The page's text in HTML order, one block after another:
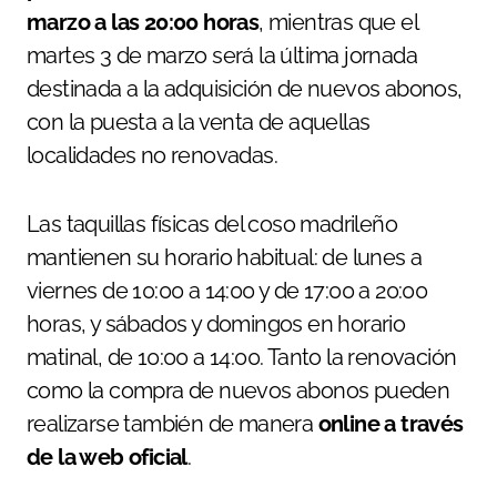
marzo a las 20:00 horas, mientras que el
martes 3 de marzo será la última jornada
destinada a la adquisición de nuevos abonos,
con la puesta a la venta de aquellas
localidades no renovadas.
Las taquillas físicas del coso madrileño
mantienen su horario habitual: de lunes a
viernes de 10:00 a 14:00 y de 17:00 a 20:00
horas, y sábados y domingos en horario
matinal, de 10:00 a 14:00. Tanto la renovación
como la compra de nuevos abonos pueden
realizarse también de manera online a través
de la web oficial.